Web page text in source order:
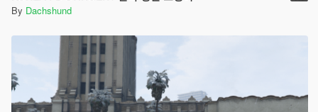
By Dachshund